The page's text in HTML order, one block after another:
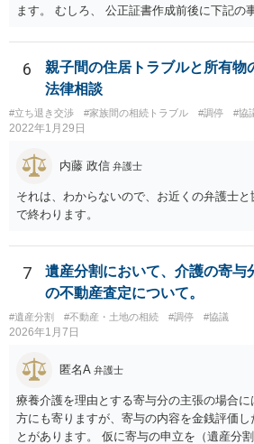
ます。 むしろ、 公正証書作成前後に下記の
月に携帯が新しくなった母からの第一声は
「面会に来てくれ」で、長男に聞くと「面
話の使い方を教える為に会っている」「母
電話が切れました。その後の電話でも「食事
にチップが埋められている」等、おかしかっ
録、介護認定の資料、介護記録を取得して
方がよいと思います。
6
親子間の住居トラブルと所有物
法律相談
#立ち退き交渉 #家族間の相続トラブル #調停 #協
2022年1月29日
内藤 政信 弁護士
それは、わからないので、お近くの弁護士
で終わります。
7
遺産分割において、介護の寄与
の不動産査定について。
#遺産分割 #不動産・土地の相続 #調停 #協議
2026年1月7日
匿名A 弁護士
療養介護を理由とする寄与分の主張の場合に
方にも寄りますが、寄与の内容を金銭評価し
とがあります。 仮に寄与の申立を（遺産分